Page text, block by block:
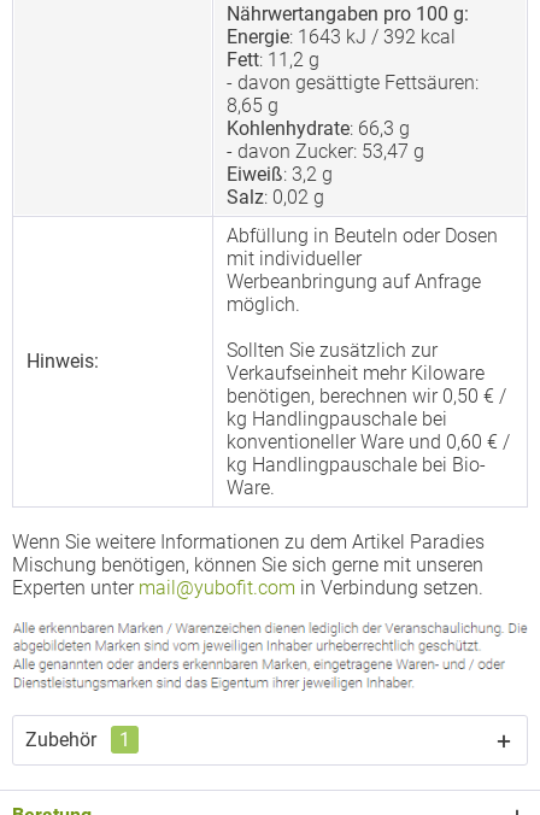
Nährwertangaben pro 100 g:
Energie: 1643 kJ / 392 kcal
Fett: 11,2 g
- davon gesättigte Fettsäuren:
8,65 g
Kohlenhydrate: 66,3 g
- davon Zucker: 53,47 g
Eiweiß: 3,2 g
Salz: 0,02 g
Hinweis:
Abfüllung in Beuteln oder Dosen
mit individueller
Werbeanbringung auf Anfrage
möglich.
Sollten Sie zusätzlich zur
Verkaufseinheit mehr Kiloware
benötigen, berechnen wir 0,50 € /
kg Handlingpauschale bei
konventioneller Ware und 0,60 € /
kg Handlingpauschale bei Bio-
Ware.
Wenn Sie weitere Informationen zu dem Artikel Paradies
Mischung benötigen, können Sie sich gerne mit unseren
Experten unter mail@yubofit.com in Verbindung setzen.
Zubehör 1